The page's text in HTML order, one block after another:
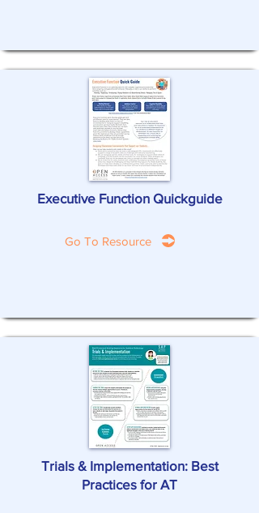
Executive Function Quickguide
Go To Resource
Trials & Implementation: Best
Practices for AT